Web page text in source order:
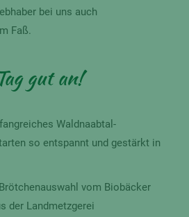
bei uns auch
Faß.
gut an!
Waldnaabtal-
so entspannt und gestärkt in
vom Biobäcker
der Landmetzgerei